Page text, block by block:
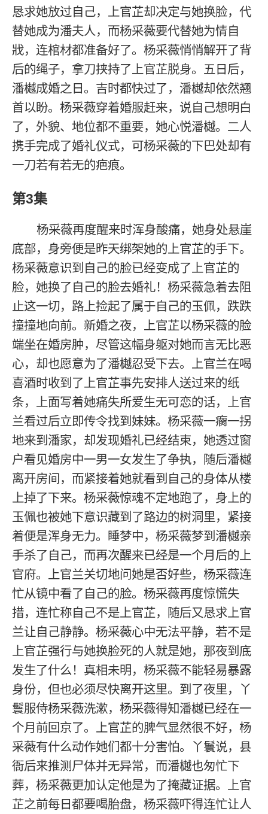
恳求她放过自己，上官芷却决定与她换脸，代
替她成为潘夫人，而杨采薇要代替她为情自
戕，连棺材都准备好了。杨采薇悄悄解开了背
后的绳子，拿刀挟持了上官芷脱身。五日后，
潘樾成婚之日。吉时都快过了，潘樾却依然翘
首以盼。杨采薇穿着婚服赶来，说自己想明白
了，外貌、地位都不重要，她心悦潘樾。二人
携手完成了婚礼仪式，可杨采薇的下巴处却有
一刀若有若无的疤痕。
第3集
杨采薇再度醒来时浑身酸痛，她身处悬崖
底部，身旁便是昨天绑架她的上官芷的手下。
杨采薇意识到自己的脸已经变成了上官芷的
脸，她换了自己的脸去婚礼！杨采薇急着去阻
止这一切，路上捡起了属于自己的玉佩，跌跌
撞撞地向前。新婚之夜，上官芷以杨采薇的脸
端坐在婚房肿，尽管这幅身躯对她而言无比恶
心，却也愿意为了潘樾忍受下去。上官兰在喝
喜酒时收到了上官芷事先安排人送过来的纸
条，上面写着她痛失所爱生无可恋的话，上官
兰看过后立即传令找到妹妹。杨采薇一瘸一拐
地来到潘家，却发现婚礼已经结束，她透过窗
户看见婚房中一男一女发生了争执，随后潘樾
离开房间，而紧接着她就看到自己的身体从楼
上掉了下来。杨采薇惊魂不定地跑了，身上的
玉佩也被她下意识藏到了路边的树洞里，紧接
着便是浑身无力。睡梦中，杨采薇梦到潘樾亲
手杀了自己，而再次醒来已经是一个月后的上
官府。上官兰关切地问她是否好些，杨采薇连
忙从镜中看了自己的脸。杨采薇再度惊慌失
措，连忙称自己不是上官芷，随后又恳求上官
兰让自己静静。杨采薇心中无法平静，若不是
上官芷强行与她换脸死的人就是她，那夜到底
发生了什么！真相未明，杨采薇不能轻易暴露
身份，但也必须尽快离开这里。到了夜里，丫
鬟服侍杨采薇洗漱，杨采薇得知潘樾已经在一
个月前回京了。上官芷的脾气显然很不好，杨
采薇有什么动作她们都十分害怕。丫鬟说，县
衙后来推测尸体并无异常，而潘樾也匆忙下
葬，杨采薇更加认定他是为了掩藏证据。上官
芷之前每日都要喝胎盘，杨采薇吓得连忙让人